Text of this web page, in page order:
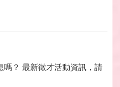
？ 最新徵才活動資訊，請